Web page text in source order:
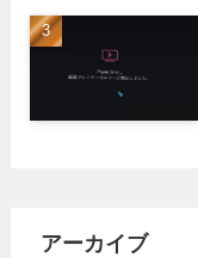
アーカイブ